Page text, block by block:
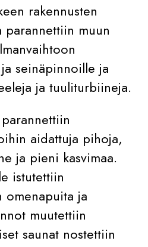
rakennusten
parannettiin muun
seinäpinnoille ja
ja tuuliturbiineja.
aidattuja pihoja,
ja pieni kasvimaa.
istutettiin
omenapuita ja
muutettiin
saunat nostettiin